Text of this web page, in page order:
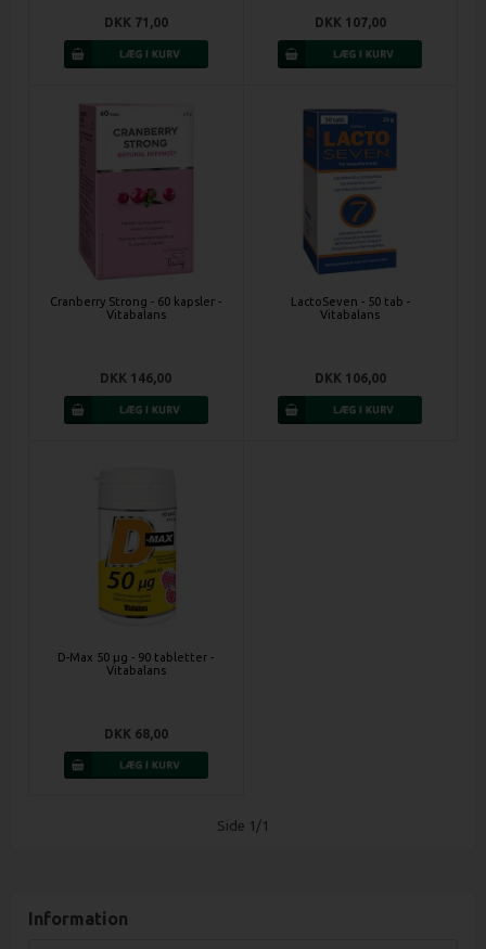
DKK 71,00 DKK 107,00
Cranberry Strong - 60 kapsler -
Vitabalans
DKK 146,00
LactoSeven - 50 tab -
Vitabalans
DKK 106,00
D-Max 50 µg - 90 tabletter -
Vitabalans
DKK 68,00
Side 1/1
Information